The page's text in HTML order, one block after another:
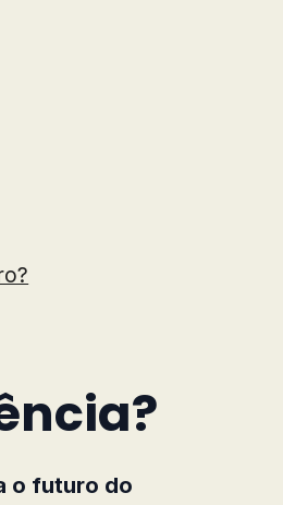
o futuro do